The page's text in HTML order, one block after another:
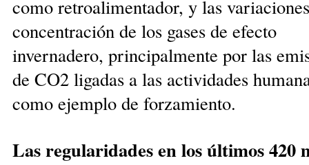
como retroalimentador, y las
concen­tración de los gases de efecto
invernadero, principal­mente por las
de CO2 ligadas a las ac­tividades
como ejemplo de forzamiento.
Las regularidades en los últimos 420